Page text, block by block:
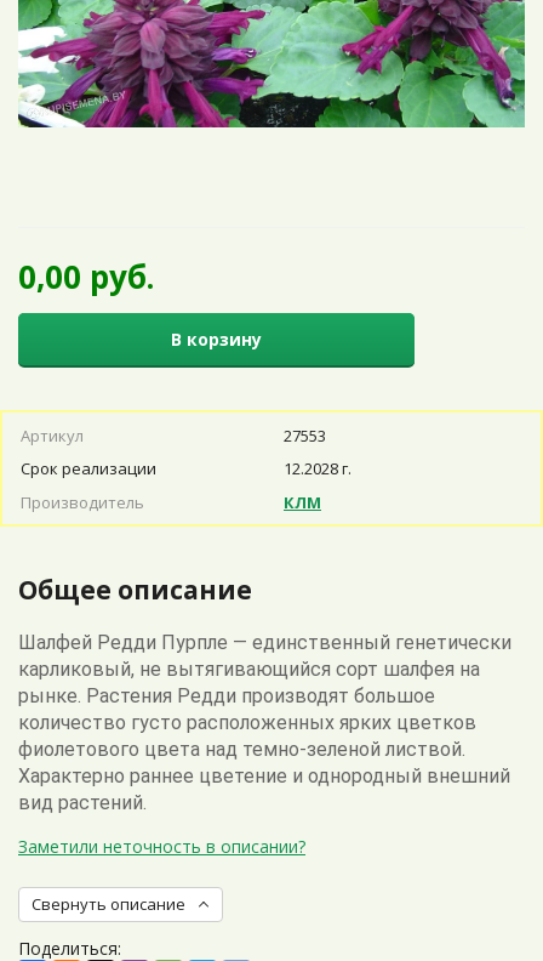
0,00 руб.
В корзину
Артикул
27553
Срок реализации
12.2028 г.
Производитель
КЛМ
Общее описание
Шалфей Редди Пурпле — единственный генетически
карликовый, не вытягивающийся сорт шалфея на
рынке. Растения Редди производят большое
количество густо расположенных ярких цветков
фиолетового цвета над темно-зеленой листвой.
Характерно раннее цветение и однородный внешний
вид растений.
Заметили неточность в описании?
Свернуть описание
Поделиться: